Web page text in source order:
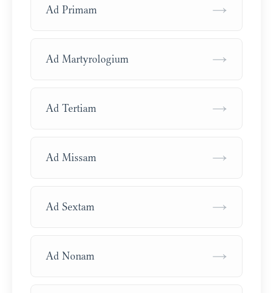
Ad Primam →
Ad Martyrologium →
Ad Tertiam →
Ad Missam →
Ad Sextam →
Ad Nonam →